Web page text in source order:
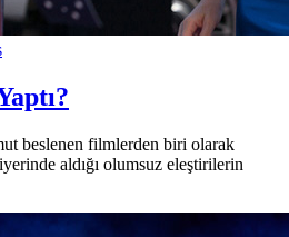
beslenen filmlerden biri olarak
aldığı olumsuz eleştirilerin